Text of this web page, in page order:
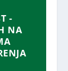
-
NA